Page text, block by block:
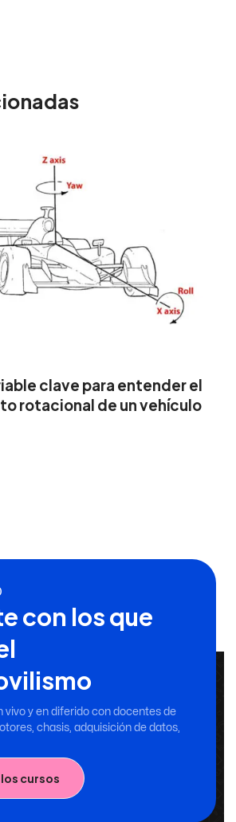
clave para entender el
rotacional de un vehículo
con los que
vivo y en diferido con docentes de
chasis, adquisición de datos,
cursos